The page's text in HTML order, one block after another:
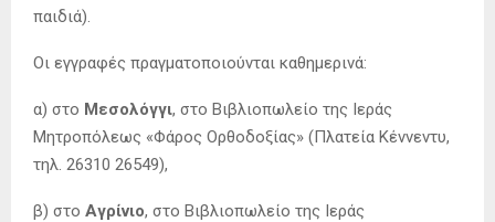
παιδιά).
Οι εγγραφές πραγματοποιούνται καθημερινά:
α) στο Μεσολόγγι, στο Βιβλιοπωλείο της Ιεράς
Μητροπόλεως «Φάρος Ορθοδοξίας» (Πλατεία Κέννεντυ,
τηλ. 26310 26549),
β) στο Αγρίνιο, στο Βιβλιοπωλείο της Ιεράς